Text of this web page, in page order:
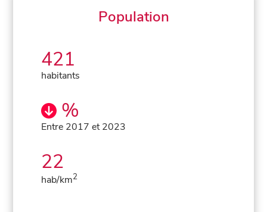
Population
421
habitants
%
Entre 2017 et 2023
22
hab/km2